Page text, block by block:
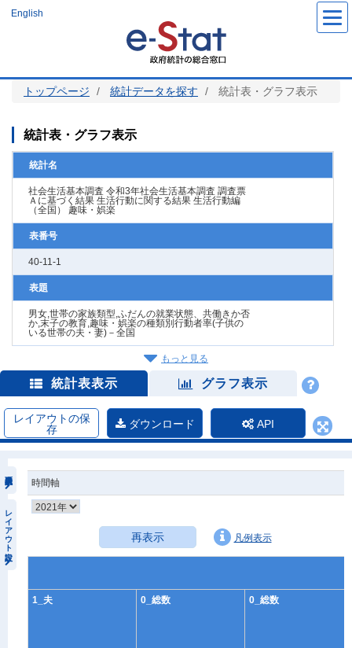
ツ
English
トップページ 統計データを探す 統計表・グラフ表示
統計表・グラフ表示
統計名
社会生活基本調査 令和3年社会生活基本調査 調査票
Ａに基づく結果 生活行動に関する結果 生活行動編
（全国） 趣味・娯楽
表番号
40-11-1
表題
男女,世帯の家族類型,ふだんの就業状態、共働きか否
か,末子の教育,趣味・娯楽の種類別行動者率(子供の
いる世帯の夫・妻)－全国
もっと見る
統計表表示 グラフ表示
レイアウトの保
存
ダウンロード API
レイアウト設定
時間軸
再表示 凡例表示
1_夫 0_総数 0_総数